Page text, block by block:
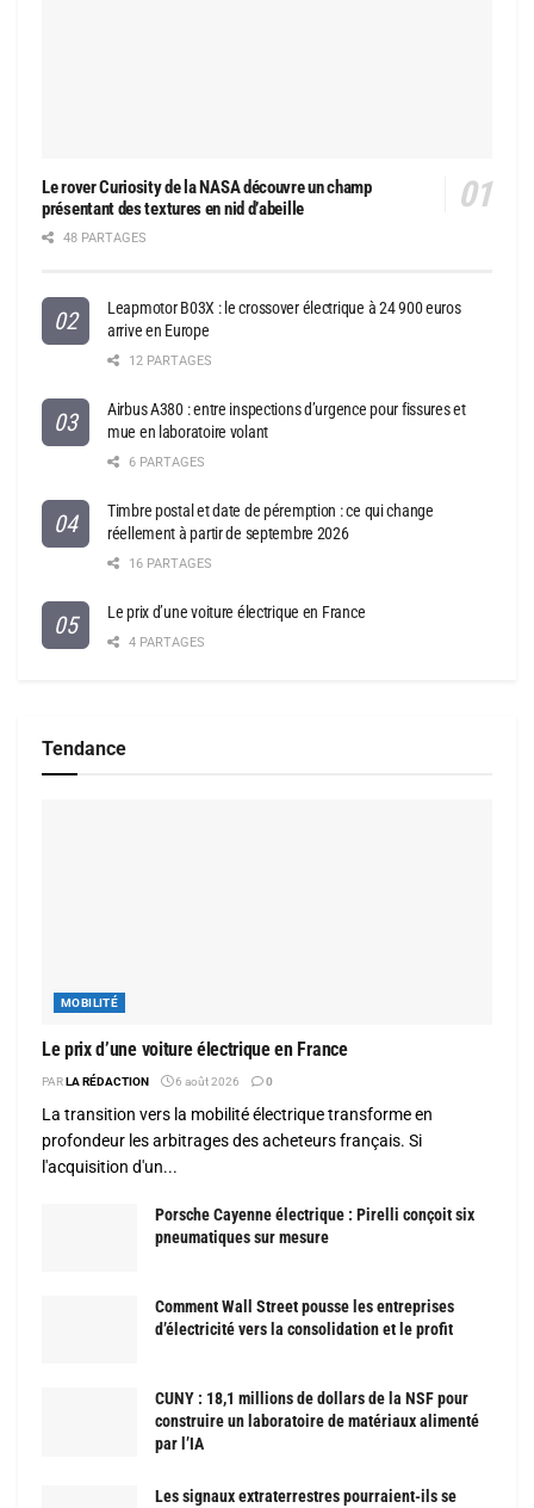
Le rover Curiosity de la NASA découvre un champ
présentant des textures en nid d’abeille
48 PARTAGES
Leapmotor B03X : le crossover électrique à 24 900 euros
arrive en Europe
12 PARTAGES
Airbus A380 : entre inspections d’urgence pour fissures et
mue en laboratoire volant
6 PARTAGES
Timbre postal et date de péremption : ce qui change
réellement à partir de septembre 2026
16 PARTAGES
Le prix d’une voiture électrique en France
4 PARTAGES
Tendance
MOBILITÉ
Le prix d’une voiture électrique en France
PARLA RÉDACTION 6 août 2026 0
La transition vers la mobilité électrique transforme en
profondeur les arbitrages des acheteurs français. Si
l'acquisition d'un...
Porsche Cayenne électrique : Pirelli conçoit six
pneumatiques sur mesure
Comment Wall Street pousse les entreprises
d’électricité vers la consolidation et le profit
CUNY : 18,1 millions de dollars de la NSF pour
construire un laboratoire de matériaux alimenté
par l’IA
Les signaux extraterrestres pourraient-ils se